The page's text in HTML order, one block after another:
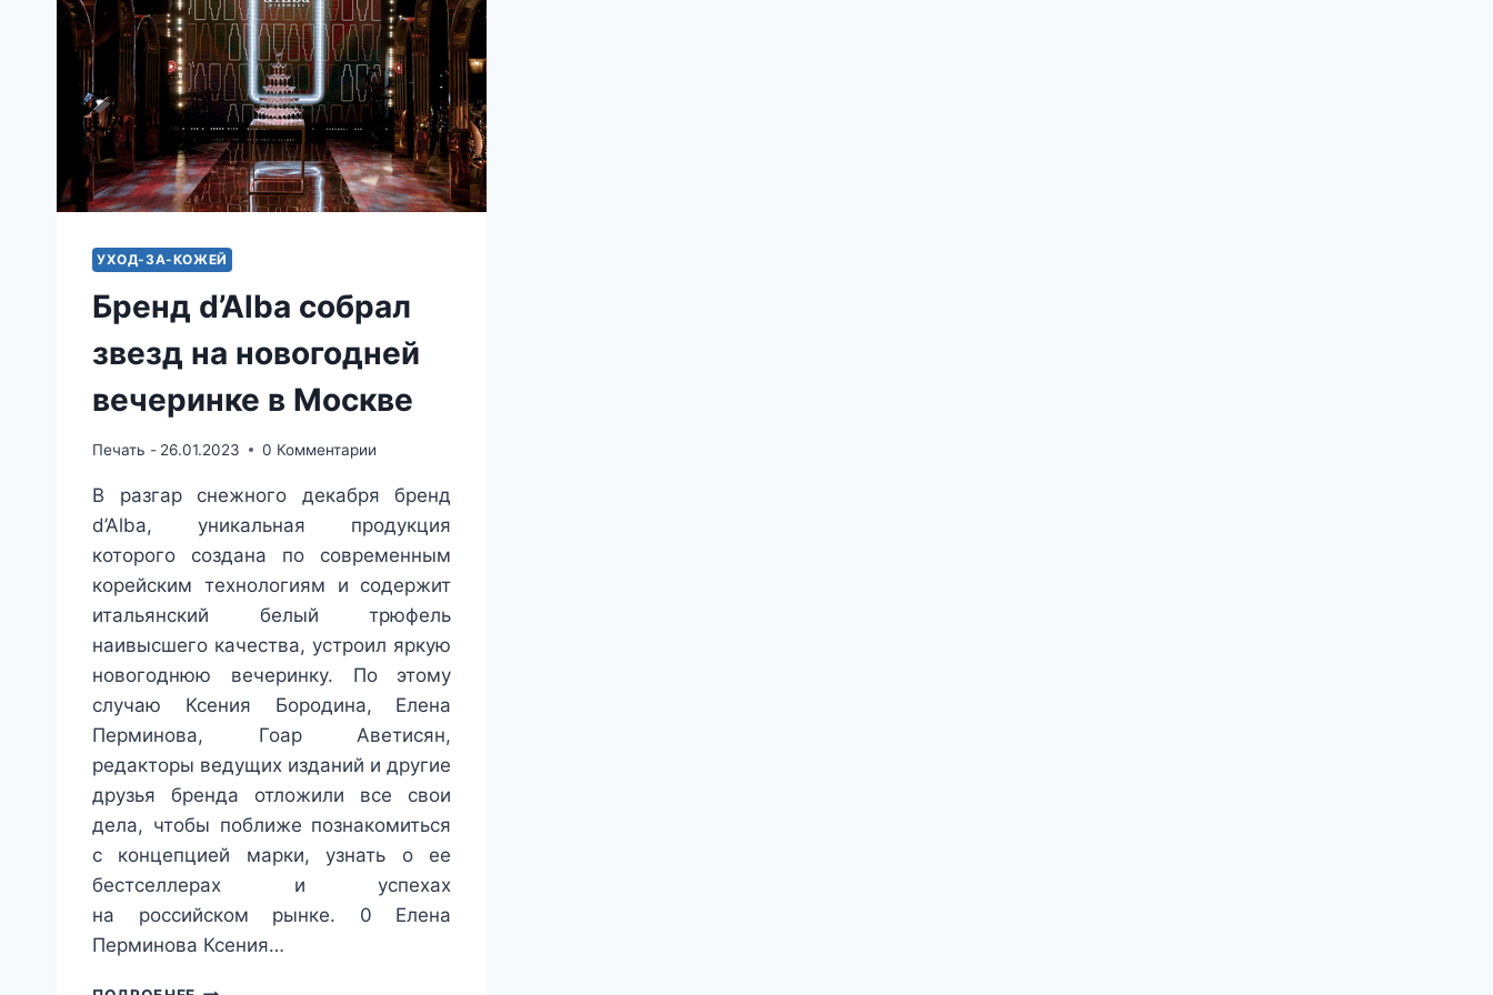
УХОД-ЗА-КОЖЕЙ
Бренд d’Alba собрал
звезд на новогодней
вечеринке в Москве
Печать - 26.01.2023 0 Комментарии
В разгар снежного декабря бренд
d’Alba, уникальная продукция
которого создана по современным
корейским технологиям и содержит
итальянский белый трюфель
наивысшего качества, устроил яркую
новогоднюю вечеринку. По этому
случаю Ксения Бородина, Елена
Перминова, Гоар Аветисян,
редакторы ведущих изданий и другие
друзья бренда отложили все свои
дела, чтобы поближе познакомиться
с концепцией марки, узнать о ее
бестселлерах и успехах
на российском рынке. 0 Елена
Перминова Ксения…
БРЕНД